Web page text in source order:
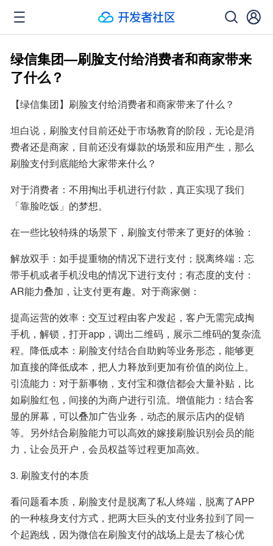
绿信集团—刷脸支付给消费者和商家带来
了什么？
【绿信集团】刷脸支付给消费者和商家带来了什么？
坦白说，刷脸支付目前还处于市场教育的阶段，无论是消
费者还是商家，目前还没有爆款的场景和应用产生，那么
刷脸支付到底能给大家带来什么？
对于消费者：不用掏出手机进行付款，真正实现了我们
「靠脸吃饭」的梦想。
在一些比较特殊的场景下，刷脸支付带来了更好的体验：
解放双手：如手提重物的情况下进行支付；脱离终端：忘
带手机或者手机没电的情况下进行支付；有态度的支付：
AR能力叠加，让支付更有趣。对于商家侧：
提高运营的效率：交互过程由客户发起，客户无需完成掏
手机，解锁，打开app，调出二维码，展示二维码的复杂流
程。降低成本：刷脸支付结合自助购等业务形态，能够更
加直接的降低成本，把人力释放到更加有价值的岗位上。
引流能力：对于新事物，支付宝和微信都会大量补贴，比
如刷脸红包，间接的为商户进行引流。增值能力：结合客
显的屏幕，可以叠加广告业务，动态的展示店内的促销
等。另外结合刷脸能力可以高效的嫁接刷脸识别会员的能
力，让会员开户，会员权益等过程更加高效。
3. 刷脸支付的本质
看问题看本质，刷脸支付是脱离了私人终端，脱离了APP
的一种核身支付方式，把两大巨头的支付业务拉到了同一
个起跑线，因为微信在刷脸支付的战场上是去了核心优